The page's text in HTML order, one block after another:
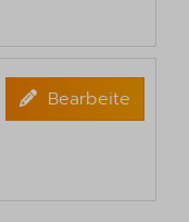
Bearbeite